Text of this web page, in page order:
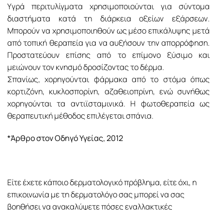
Yγρά περιτυλίγματα χρησιμοποιούνται για σύντομα
διαστήματα κατά τη διάρκεια οξείων εξάρσεων.
Μπορούν να χρησιμοποιηθούν ως μέσο επικάλυψης μετά
από τοπική θεραπεία για να αυξήσουν την απορρόφηση.
Προστατεύουν επίσης από το επίμονο ξύσιμο και
μειώνουν τον κνησμό δροσίζοντας το δέρμα.
Σπανίως, χορηγούνται φάρμακα από το στόμα όπως
κορτιζόνη, κυκλοσπορίνη, αζαθειοπρίνη, ενώ συνήθως
χορηγούνται τα αντιϊσταμινικά. Η φωτοθεραπεία ως
θεραπευτική μέθοδος επιλέγεται σπάνια.
*Άρθρο στον Οδηγό Υγείας, 2012
Είτε έχετε κάποιο δερματολογικό πρόβλημα, είτε όχι, η
επικοινωνία με τη δερματολόγο σας μπορεί να σας
βοηθήσει να ανακαλύψετε πόσες εναλλακτικές